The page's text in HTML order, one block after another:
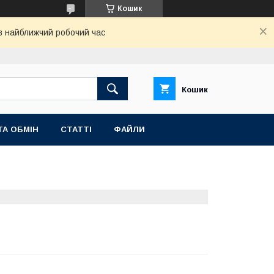
Кошик
найближчий робочий час
Кошик
ОБМІН СТАТТІ ФАЙЛИ